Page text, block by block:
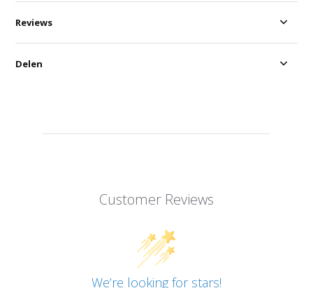
Customer Reviews
We’re looking for stars!
Reviews
Delen